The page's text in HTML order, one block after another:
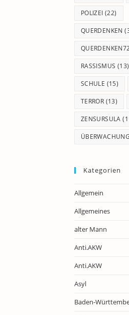
POLIZEI (22)
QUERDENKEN
RASSISMUS (13)
SCHULE (15)
TERROR (13)
ZENSURSULA
ÜBERWACHUNG
Kategorien
Allgemein
Allgemeines
alter Mann
Anti.AKW
Anti.AKW
Asyl
Baden-